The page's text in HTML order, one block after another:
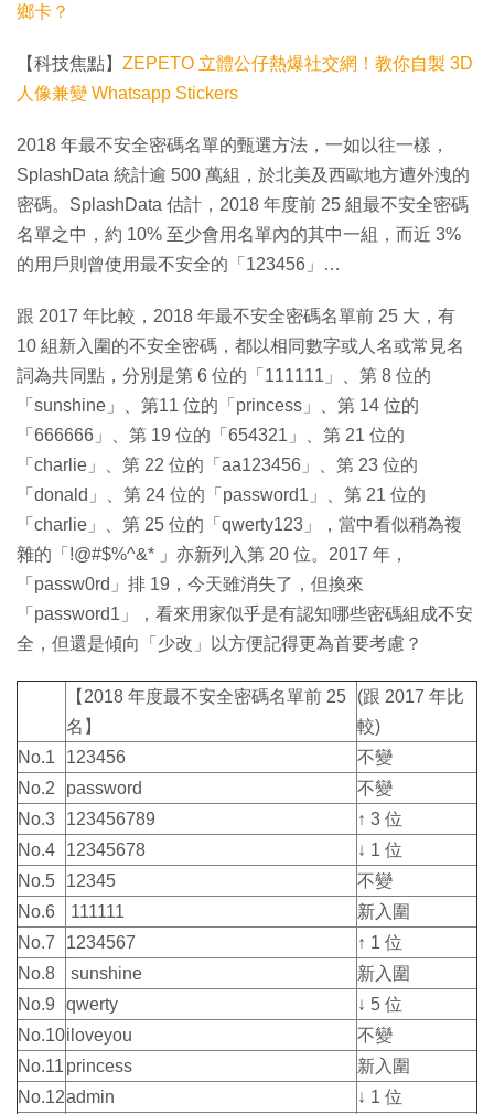
鄉卡？
【科技焦點】 ZEPETO 立體公仔熱爆社交網！教你自製 3D
人像兼變 Whatsapp Stickers
2018 年最不安全密碼名單的甄選方法，一如以往一樣，
SplashData 統計逾 500 萬組，於北美及西歐地方遭外洩的
密碼。SplashData 估計，2018 年度前 25 組最不安全密碼
名單之中，約 10% 至少會用名單內的其中一組，而近 3%
的用戶則曾使用最不安全的「123456」…
跟 2017 年比較，2018 年最不安全密碼名單前 25 大，有
10 組新入圍的不安全密碼，都以相同數字或人名或常見名
詞為共同點，分別是第 6 位的「111111」、第 8 位的
「sunshine」、第11 位的「princess」、第 14 位的
「666666」、第 19 位的「654321」、第 21 位的
「charlie」、第 22 位的「aa123456」、第 23 位的
「donald」、第 24 位的「password1」、第 21 位的
「charlie」、第 25 位的「qwerty123」，當中看似稍為複
雜的「!@#$%^&* 」亦新列入第 20 位。2017 年，
「passw0rd」排 19，今天雖消失了，但換來
「password1」，看來用家似乎是有認知哪些密碼組成不安
全，但還是傾向「少改」以方便記得更為首要考慮？
【2018 年度最不安全密碼名單前 25
名】
(跟 2017 年比
較)
No.1
123456
不變
No.2
password
不變
No.3
123456789
↑ 3 位
No.4
12345678
↓ 1 位
No.5
12345
不變
No.6
111111
新入圍
No.7
1234567
↑ 1 位
No.8
sunshine
新入圍
No.9
qwerty
↓ 5 位
No.10iloveyou
不變
No.11 princess
新入圍
No.12admin
↓ 1 位